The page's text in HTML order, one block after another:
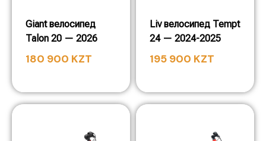
Giant велосипед
Talon 20 — 2026
180 900 KZT
Liv велосипед Tempt
24 — 2024-2025
195 900 KZT